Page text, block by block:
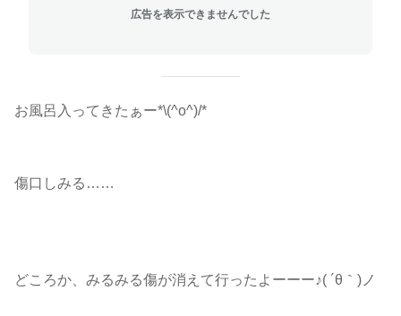
広告を表示できませんでした
お風呂入ってきたぁー*\(^o^)/*
傷口しみる……
どころか、みるみる傷が消えて行ったよーーー♪( ´θ｀)ノ